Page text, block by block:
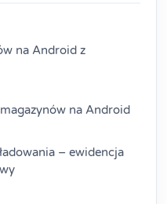
na Android z
na Android
– ewidencja